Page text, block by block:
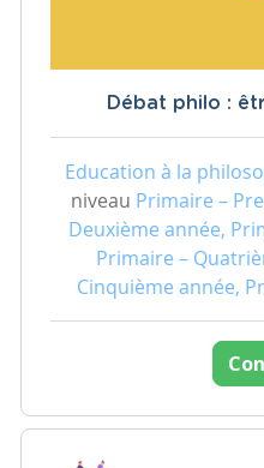
Débat philo :
Education à la
niveau Primaire –
Deuxième année,
Primaire –
Cinquième année,